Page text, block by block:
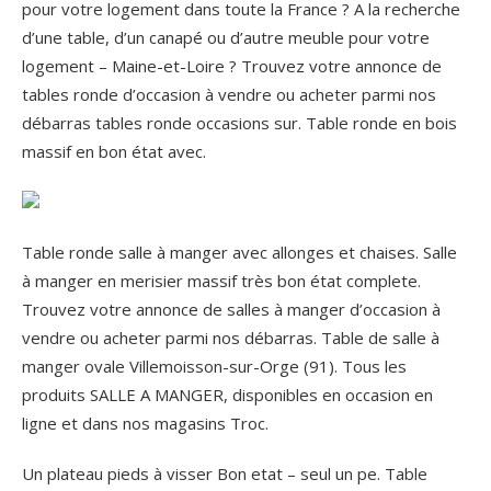
pour votre logement dans toute la France ? A la recherche
d’une table, d’un canapé ou d’autre meuble pour votre
logement – Maine-et-Loire ? Trouvez votre annonce de
tables ronde d’occasion à vendre ou acheter parmi nos
débarras tables ronde occasions sur. Table ronde en bois
massif en bon état avec.
Table ronde salle à manger avec allonges et chaises. Salle
à manger en merisier massif très bon état complete.
Trouvez votre annonce de salles à manger d’occasion à
vendre ou acheter parmi nos débarras. Table de salle à
manger ovale Villemoisson-sur-Orge (91). Tous les
produits SALLE A MANGER, disponibles en occasion en
ligne et dans nos magasins Troc.
Un plateau pieds à visser Bon etat – seul un pe. Table